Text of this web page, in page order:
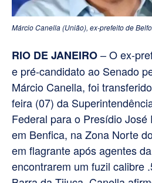
Márcio Canella (União), ex-prefeito de
RIO DE JANEIRO– O ex-
e pré-candidato ao Senado
Márcio Canella, foi
feira (07) da
Federal para o Presídio José
em Benfica, na Zona Norte
em flagrante após agentes
encontrarem um fuzil calibre